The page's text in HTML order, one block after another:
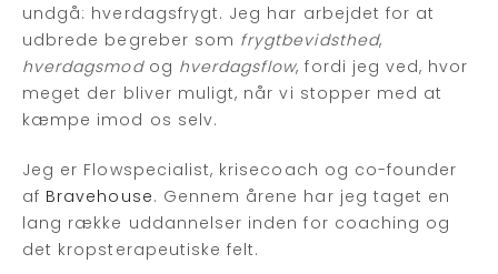
undgå: hverdagsfrygt. Jeg har arbejdet for at
udbrede begreber som frygtbevidsthed,
hverdagsmodog hverdagsflow, fordi jeg ved, hvor
meget der bliver muligt, når vi stopper med at
kæmpe imod os selv.
Jeg er Flowspecialist, krisecoach og co-founder
af Bravehouse. Gennem årene har jeg taget en
lang række uddannelser inden for coaching og
det kropsterapeutiske felt.